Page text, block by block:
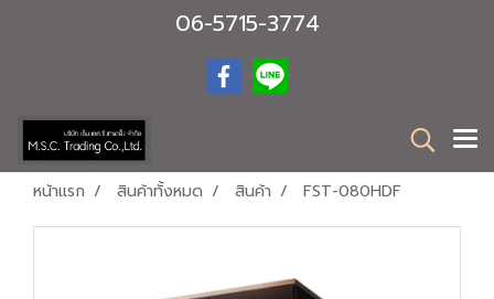
06-5715-3774
หน้าแรก สินค้าทั้งหมด สินค้า FST-080HDF